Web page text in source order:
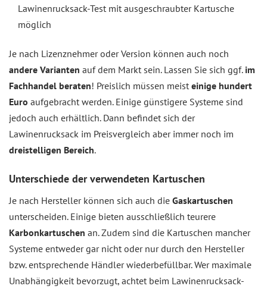
Lawinenrucksack-Test mit ausgeschraubter Kartusche
möglich
Je nach Lizenznehmer oder Version können auch noch
andere Varianten auf dem Markt sein. Lassen Sie sich ggf. im
Fachhandel beraten! Preislich müssen meist einige hundert
Euro aufgebracht werden. Einige günstigere Systeme sind
jedoch auch erhältlich. Dann befindet sich der
Lawinenrucksack im Preisvergleich aber immer noch im
dreistelligen Bereich.
Unterschiede der verwendeten Kartuschen
Je nach Hersteller können sich auch die Gaskartuschen
unterscheiden. Einige bieten ausschließlich teurere
Karbonkartuschen an. Zudem sind die Kartuschen mancher
Systeme entweder gar nicht oder nur durch den Hersteller
bzw. entsprechende Händler wiederbefüllbar. Wer maximale
Unabhängigkeit bevorzugt, achtet beim Lawinenrucksack-